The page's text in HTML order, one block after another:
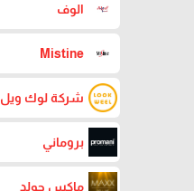
الوف
Mistine
شركة لوك ويل
بروماني
ماكس جولد